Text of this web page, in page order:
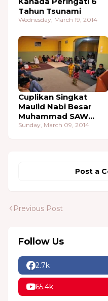
Tahun Tsunami
Wednesday, March 19, 2014
Cuplikan Singkat
Maulid Nabi Besar
Muhammad SAW
2010 Di Menasah
Sunday, March 09, 2014
Post a
Previous Post
Follow Us
2.7k
65.4k